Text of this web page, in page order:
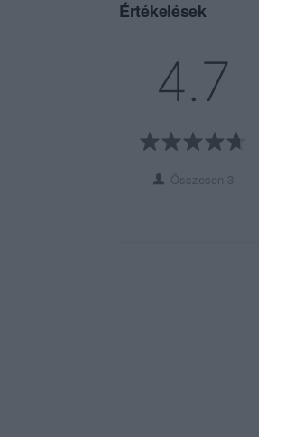
Értékelések
4.7
Összesen 3